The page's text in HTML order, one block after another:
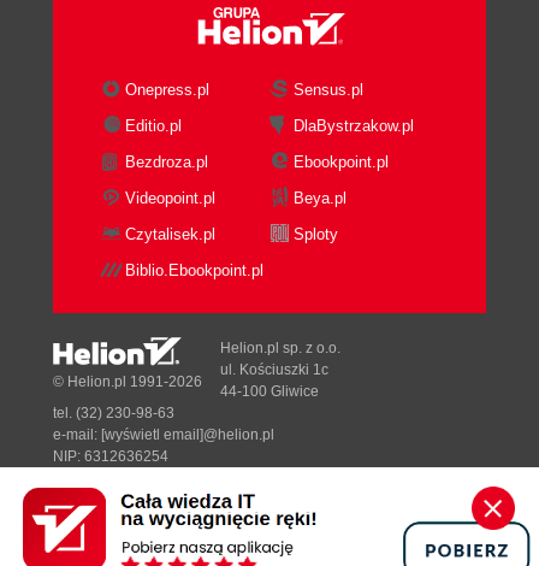
Onepress.pl
Sensus.pl
Editio.pl
DlaBystrzakow.pl
Bezdroza.pl
Ebookpoint.pl
Videopoint.pl
Beya.pl
Czytalisek.pl
Sploty
Biblio.Ebookpoint.pl
Designed with ♥ byTonik.pl
© Helion.pl 1991-2026
Helion.pl sp. z o.o.
ul. Kościuszki 1c
44-100 Gliwice
tel. (32) 230-98-63
e-mail: [wyświetl email]@helion.pl
NIP: 6312636254